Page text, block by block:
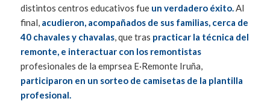
distintos centros educativos fue un verdadero éxito.Al
final, acudieron, acompañados de sus familias, cerca de
40 chavales y chavalas, que tras practicar la técnica del
remonte, e interactuar con los remontistas
profesionales de la emprsea E·Remonte Iruña,
participaron en un sorteo de camisetas de la plantilla
profesional.